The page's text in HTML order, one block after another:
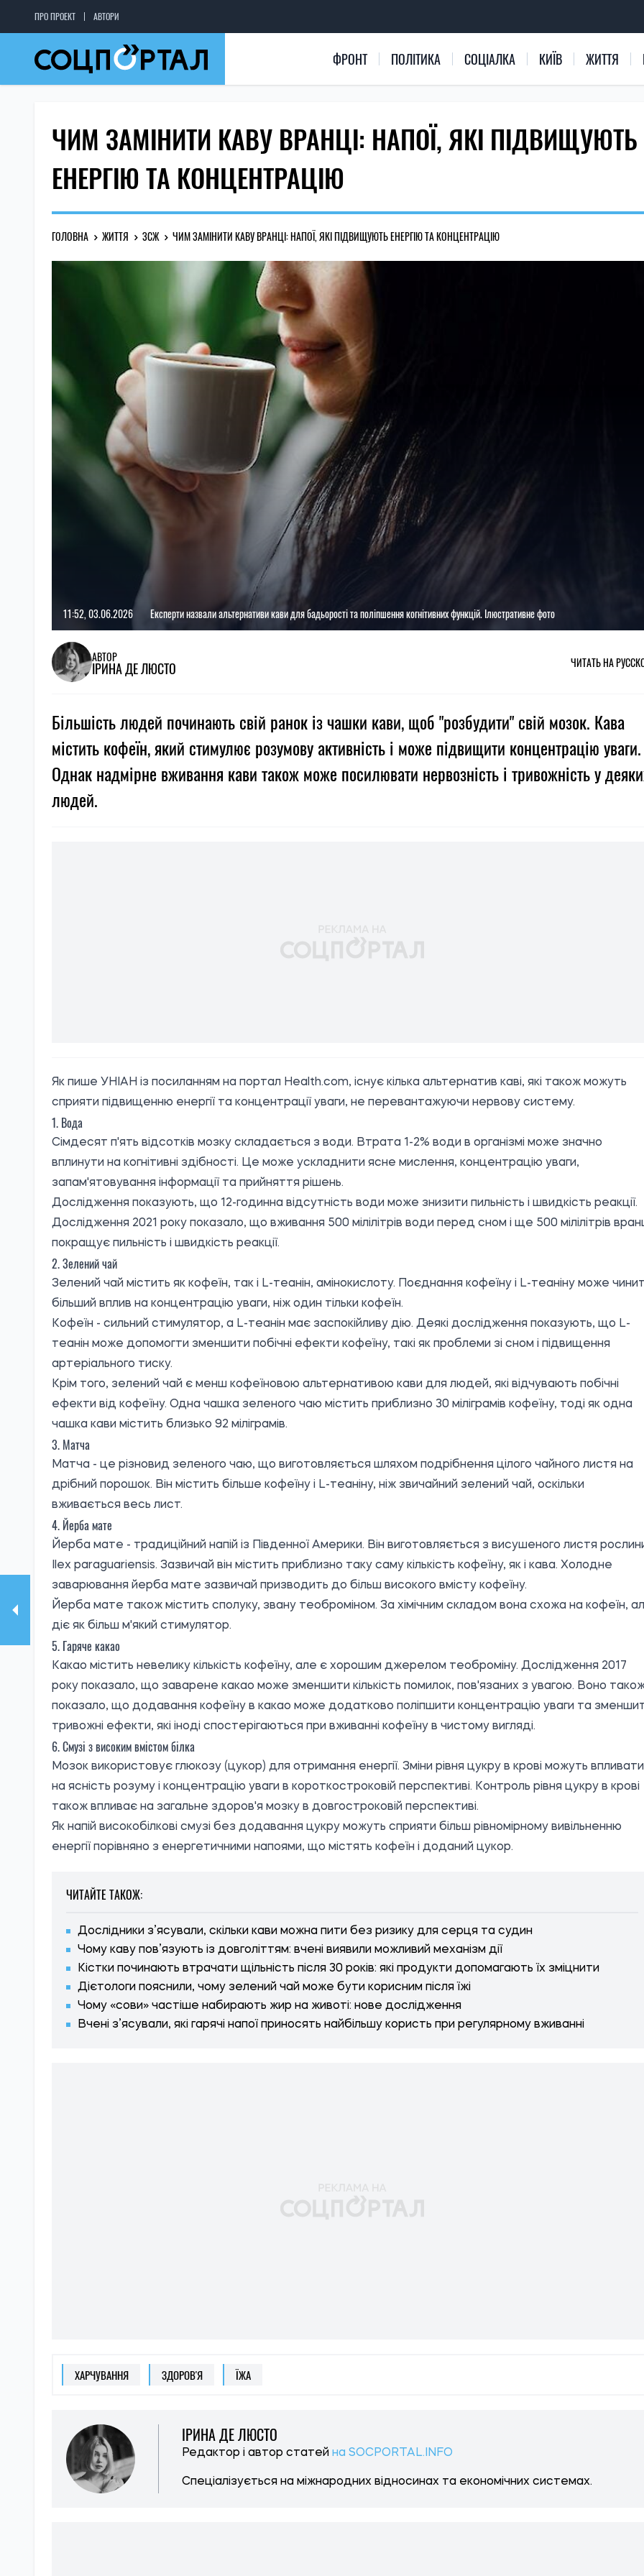
ПРО ПРОЕКТ АВТОРИ
ФРОНТ ПОЛІТИКА СОЦІАЛКА КИЇВ ЖИТТЯ
ЧИМ ЗАМІНИТИ КАВУ ВРАНЦІ: НАПОЇ, ЯКІ ПІДВИЩУЮТЬ
ЕНЕРГІЮ ТА КОНЦЕНТРАЦІЮ
ГОЛОВНА ЖИТТЯ ЗСЖ ЧИМ ЗАМІНИТИ КАВУ ВРАНЦІ: НАПОЇ, ЯКІ ПІДВИЩУЮТЬ ЕНЕРГІЮ ТА КОНЦЕНТРАЦІЮ
11:52, 03.06.2026 Експерти назвали альтернативи кави для бадьорості та поліпшення когнітивних функцій. Ілюстративне фото
АВТОР
ІРИНА ДЕ ЛЮСТО ЧИТАТЬ НА
Більшість людей починають свій ранок із чашки кави, щоб "розбудити" свій мозок. Кава
містить кофеїн, який стимулює розумову активність і може підвищити концентрацію уваги.
Однак надмірне вживання кави також може посилювати нервозність і тривожність у
людей.
Як пише УНІАН із посиланням на портал Health.com, існує кілька альтернатив каві, які також можуть
сприяти підвищенню енергії та концентрації уваги, не перевантажуючи нервову систему.
1. Вода
Сімдесят п'ять відсотків мозку складається з води. Втрата 1-2% води в організмі може значно
вплинути на когнітивні здібності. Це може ускладнити ясне мислення, концентрацію уваги,
запам'ятовування інформації та прийняття рішень.
Дослідження показують, що 12-годинна відсутність води може знизити пильність і швидкість реакції.
Дослідження 2021 року показало, що вживання 500 мілілітрів води перед сном і ще 500 мілілітрів
покращує пильність і швидкість реакції.
2. Зелений чай
Зелений чай містить як кофеїн, так і L-теанін, амінокислоту. Поєднання кофеїну і L-теаніну може
більший вплив на концентрацію уваги, ніж один тільки кофеїн.
Кофеїн - сильний стимулятор, а L-теанін має заспокійливу дію. Деякі дослідження показують, що L-
теанін може допомогти зменшити побічні ефекти кофеїну, такі як проблеми зі сном і підвищення
артеріального тиску.
Крім того, зелений чай є менш кофеїновою альтернативою кави для людей, які відчувають побічні
ефекти від кофеїну. Одна чашка зеленого чаю містить приблизно 30 міліграмів кофеїну, тоді як одна
чашка кави містить близько 92 міліграмів.
3. Матча
Матча - це різновид зеленого чаю, що виготовляється шляхом подрібнення цілого чайного листя на
дрібний порошок. Він містить більше кофеїну і L-теаніну, ніж звичайний зелений чай, оскільки
вживається весь лист.
4. Йерба мате
Йерба мате - традиційний напій із Південної Америки. Він виготовляється з висушеного листя
Ilex paraguariensis. Зазвичай він містить приблизно таку саму кількість кофеїну, як і кава. Холодне
заварювання йерба мате зазвичай призводить до більш високого вмісту кофеїну.
Йерба мате також містить сполуку, звану теоброміном. За хімічним складом вона схожа на кофеїн,
діє як більш м'який стимулятор.
5. Гаряче какао
Какао містить невелику кількість кофеїну, але є хорошим джерелом теоброміну. Дослідження 2017
року показало, що заварене какао може зменшити кількість помилок, пов'язаних з увагою. Воно
показало, що додавання кофеїну в какао може додатково поліпшити концентрацію уваги та
тривожні ефекти, які іноді спостерігаються при вживанні кофеїну в чистому вигляді.
6. Смузі з високим вмістом білка
Мозок використовує глюкозу (цукор) для отримання енергії. Зміни рівня цукру в крові можуть впливати
на ясність розуму і концентрацію уваги в короткостроковій перспективі. Контроль рівня цукру в крові
також впливає на загальне здоров'я мозку в довгостроковій перспективі.
Як напій високобілкові смузі без додавання цукру можуть сприяти більш рівномірному вивільненню
енергії порівняно з енергетичними напоями, що містять кофеїн і доданий цукор.
ЧИТАЙТЕ ТАКОЖ:
Дослідники з’ясували, скільки кави можна пити без ризику для серця та судин
Чому каву пов’язують із довголіттям: вчені виявили можливий механізм дії
Кістки починають втрачати щільність після 30 років: які продукти допомагають їх зміцнити
Дієтологи пояснили, чому зелений чай може бути корисним після їжі
Чому «сови» частіше набирають жир на животі: нове дослідження
Вчені з’ясували, які гарячі напої приносять найбільшу користь при регулярному вживанні
ХАРЧУВАННЯ ЗДОРОВ'Я ЇЖА
ІРИНА ДЕ ЛЮСТО
Редактор і автор статей на SOCPORTAL.INFO
Спеціалізується на міжнародних відносинах та економічних системах.